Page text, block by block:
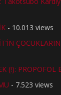
- 10.013 views
(!): PROPOFOL
- 7.523 views